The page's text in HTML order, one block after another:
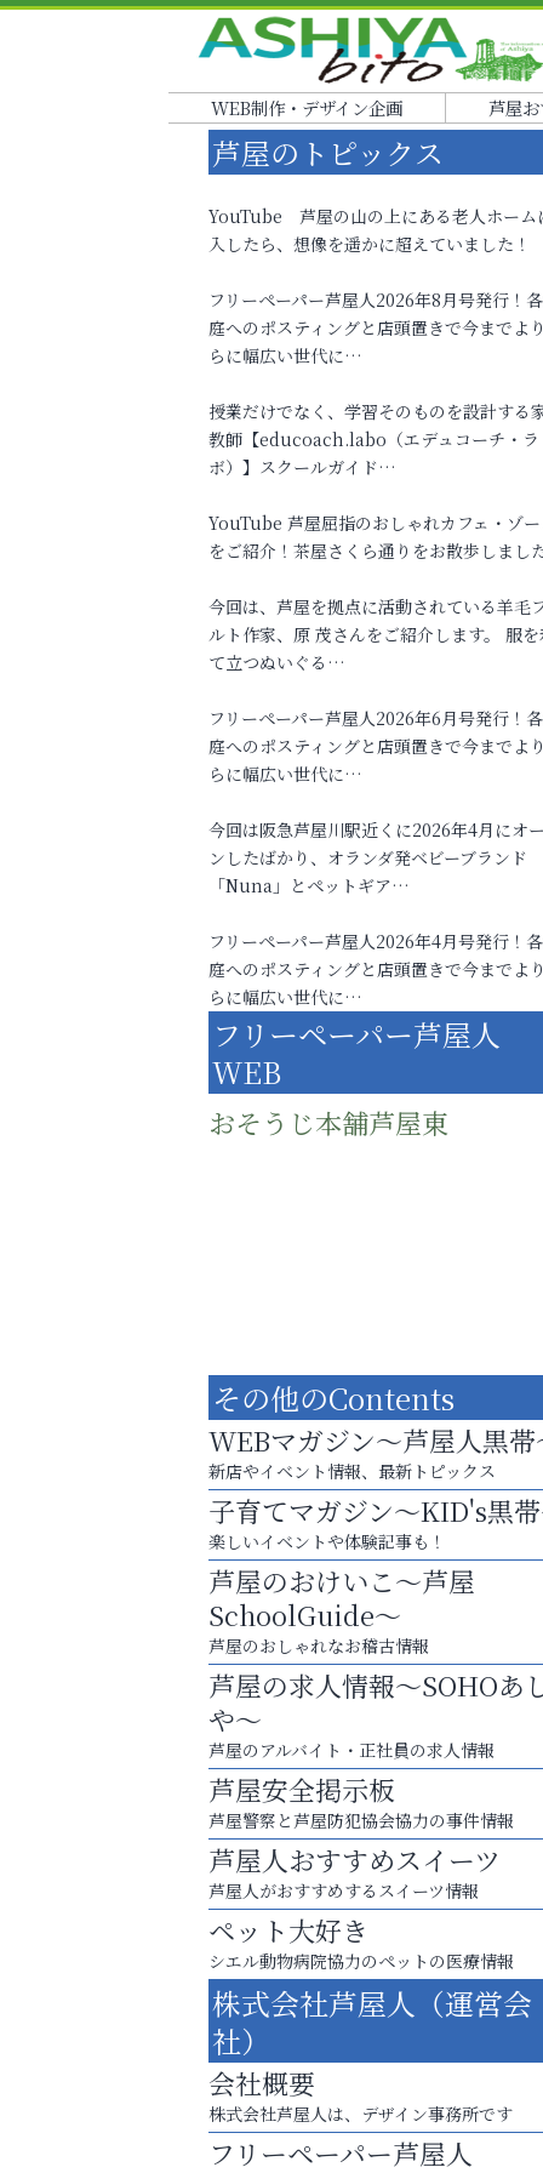
WEB制作・デザイン企画 芦屋
芦屋のトピックス
YouTube 芦屋の山の上にある老人ホーム
入したら、想像を遥かに超えていました！
フリーペーパー芦屋人2026年8月号発行！
庭へのポスティングと店頭置きで今までよ
らに幅広い世代に…
授業だけでなく、学習そのものを設計する
教師【educoach.labo（エデュコーチ・ラ
ボ）】スクールガイド…
YouTube 芦屋屈指のおしゃれカフェ・ゾ
をご紹介！茶屋さくら通りをお散歩しまし
今回は、芦屋を拠点に活動されている羊毛
ルト作家、原 茂さんをご紹介します。 服を
て立つぬいぐる…
フリーペーパー芦屋人2026年6月号発行！
庭へのポスティングと店頭置きで今までよ
らに幅広い世代に…
今回は阪急芦屋川駅近くに2026年4月にオ
ンしたばかり、オランダ発ベビーブランド
「Nuna」とペットギア…
フリーペーパー芦屋人2026年4月号発行！
庭へのポスティングと店頭置きで今までよ
らに幅広い世代に…
フリーペーパー芦屋人
WEB
おそうじ本舗芦屋東
梅雨でカビが繁殖する前に！
エアコン掃除は“今”が最適
芦屋インターナショナルスク
ール
「この学校に出会えて、本当によかった。」
そうさくてっぱん樹々
その他のContents
WEBマガジン～芦屋人黒帯
新店やイベント情報、最新トピックス
子育てマガジン～KID's黒
楽しいイベントや体験記事も！
芦屋のおけいこ～芦屋
SchoolGuide～
芦屋のおしゃれなお稽古情報
芦屋の求人情報～SOHOあ
や～
芦屋のアルバイト・正社員の求人情報
芦屋安全掲示板
芦屋警察と芦屋防犯協会協力の事件情報
芦屋人おすすめスイーツ
芦屋人がおすすめするスイーツ情報
ペット大好き
シエル動物病院協力のペットの医療情報
株式会社芦屋人（運営会
社）
会社概要
株式会社芦屋人は、デザイン事務所です
フリーペーパー芦屋人